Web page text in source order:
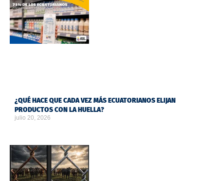
¿QUÉ HACE QUE CADA VEZ MÁS ECUATORIANOS ELIJAN
PRODUCTOS CON LA HUELLA?
julio 20, 2026